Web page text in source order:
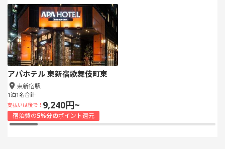
アパホテル 東新宿歌舞伎町東
東新宿駅
1泊1名合計
支払いは後で！ 9,240円~
宿泊費の5%分のポイント還元